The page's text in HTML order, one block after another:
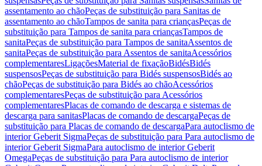
assentamento ao chãoPeças de substituição para Sanitas de
assentamento ao chãoTampos de sanita para criançasPeças de
substituição para Tampos de sanita para criançasTampos de
sanitaPeças de substituição para Tampos de sanitaAssentos de
sanitaPeças de substituição para Assentos de sanitaAcessórios
complementaresLigaçõesMaterial de fixaçãoBidésBidés
suspensosPeças de substituição para Bidés suspensosBidés ao
chãoPeças de substituição para Bidés ao chãoAcessórios
complementaresPeças de substituição para Acessórios
complementaresPlacas de comando de descarga e sistemas de
descarga para sanitasPlacas de comando de descargaPeças de
substituição para Placas de comando de descargaPara autoclismo de
interior Geberit SigmaPeças de substituição para Para autoclismo de
interior Geberit SigmaPara autoclismo de interior Geberit
OmegaPeças de substituição para Para autoclismo de interior